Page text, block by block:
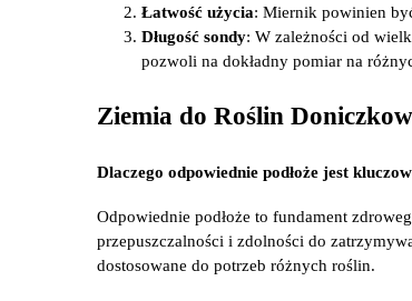
Łatwość użycia: Miernik powinien
Długość sondy: W zależności od
pozwoli na dokładny pomiar na
Ziemia do Roślin
Dlaczego odpowiednie podłoże jest
Odpowiednie podłoże to fundament
przepuszczalności i zdolności do
dostosowane do potrzeb różnych roślin.